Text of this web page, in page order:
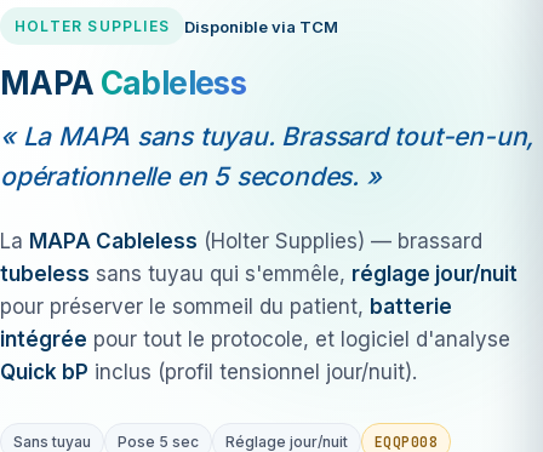
HOLTER SUPPLIES Disponible via TCM
MAPA Cableless
« La MAPA sans tuyau. Brassard tout-en-un,
opérationnelle en 5 secondes. »
La MAPA Cableless (Holter Supplies) — brassard
tubeless sans tuyau qui s'emmêle, réglage jour/nuit
pour préserver le sommeil du patient, batterie
intégrée pour tout le protocole, et logiciel d'analyse
Quick bP inclus (profil tensionnel jour/nuit).
Sans tuyau Pose 5 sec Réglage jour/nuit EQQP008